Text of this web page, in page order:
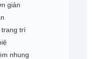
giản
trang trí
nhung